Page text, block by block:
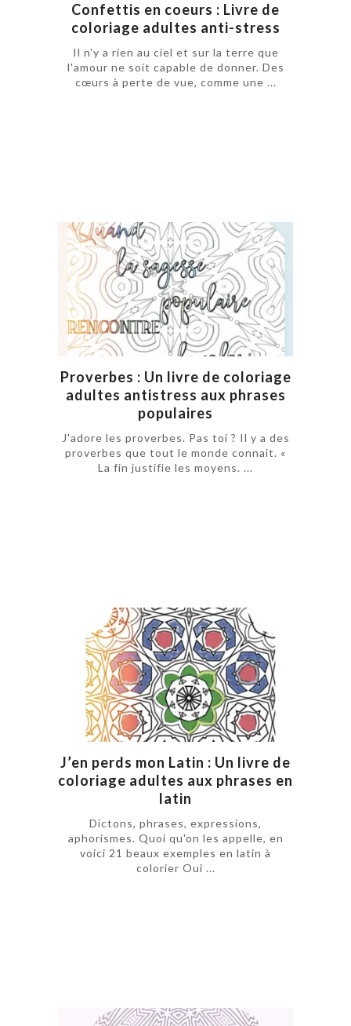
Confettis en coeurs : Livre de
coloriage adultes anti-stress
Il n'y a rien au ciel et sur la terre que
l'amour ne soit capable de donner. Des
cœurs à perte de vue, comme une ...
Proverbes : Un livre de coloriage
adultes antistress aux phrases
populaires
J'adore les proverbes. Pas toi ? Il y a des
proverbes que tout le monde connait. «
La fin justifie les moyens. ...
J’en perds mon Latin : Un livre de
coloriage adultes aux phrases en
latin
Dictons, phrases, expressions,
aphorismes. Quoi qu'on les appelle, en
voici 21 beaux exemples en latin à
colorier Oui ...